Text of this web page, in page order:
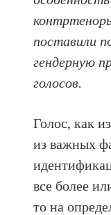
поставили
гендерную
голосов.
Голос, как
из важных
все более
то на